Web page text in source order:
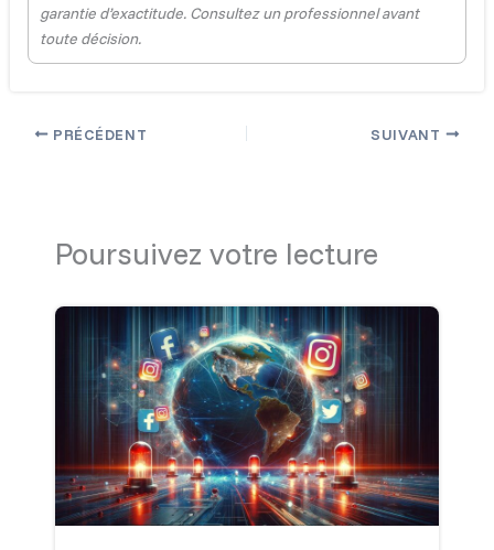
garantie d’exactitude. Consultez un professionnel avant
toute décision.
PRÉCÉDENT SUIVANT
Poursuivez votre lecture